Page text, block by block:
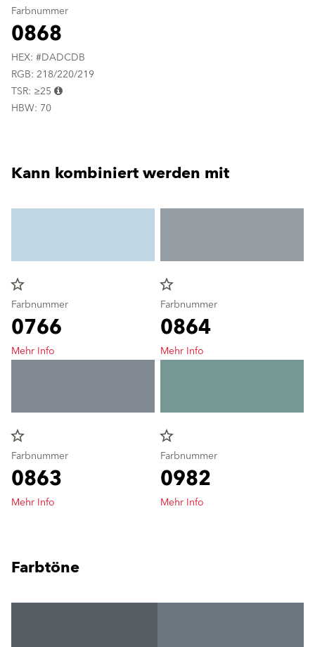
Farbnummer
0868
HEX: #DADCDB
RGB: 218/220/219
TSR: ≥25
HBW: 70
Kann kombiniert werden mit
star_border
Farbnummer
0766
Mehr Info
star_border
Farbnummer
0863
Mehr Info
star_border
Farbnummer
0864
Mehr Info
star_border
Farbnummer
0982
Mehr Info
Farbtöne